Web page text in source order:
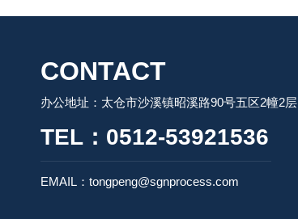
CONTACT
办公地址：太仓市沙溪镇昭溪路90号五区2幢2层
TEL：0512-53921536
EMAIL：tongpeng@sgnprocess.com